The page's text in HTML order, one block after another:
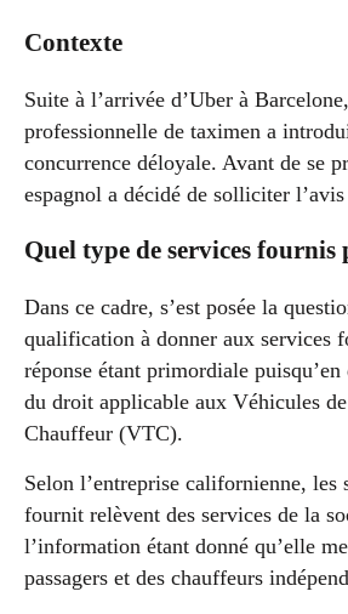
Contexte
Suite à l’arrivée d’Uber à
professionnelle de taximen a
concurrence déloyale. Avant de se
espagnol a décidé de solliciter
Quel type de services fournis
Dans ce cadre, s’est posée la
qualification à donner aux services
réponse étant primordiale
du droit applicable aux Véhicules
Chauffeur (VTC).
Selon l’entreprise californienne, les
fournit relèvent des services de la
l’information étant donné qu’elle
passagers et des chauffeurs